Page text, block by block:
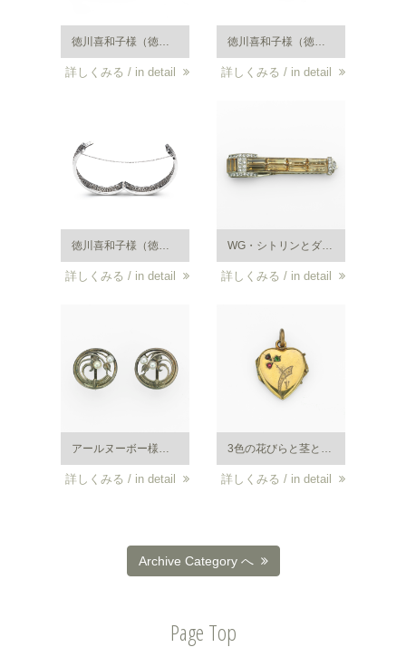
徳川喜和子様（徳川慶喜の孫であり、高松宮妃とは従姉妹、1910.10.31-1997.8.21）がご愛用されていた銀製ブレスレット。ウエダが創業当時得意としていた非常に珍しい平戸細工のもので、K.UYEDA の刻印が入っている。とても繊細な花柄の銀線細工が施されており、徳川喜和子様の洗練されたセンスが偲ばれる。/ Silver bracelet loved by Ms. Kiwako Tokugawa. This is also an extremely rare product made with Hirado handiwork, which Uyeda had the one and only expertise at the time of its establishment. With the carving of "K.UYEDA" and a delicate flower pattern drawn using thin silver wire, the bracelet itself represents her sophisticated taste as a lady in the peerage.
詳しくみる / in detail
徳川喜和子様（徳川慶喜の孫であり、高松宮妃とは従姉妹、1910.10.31-1997.8.21）がご愛用されていた銀製ブレスレット。ウエダが創業当時得意としていた非常に珍しい平戸細工のもので、K.UYEDA の刻印が入っている。とても繊細な花柄の銀線細工が施されており、徳川喜和子様の洗練されたセンスが偲ばれる。/ Silver bracelet loved by Ms. Kiwako Tokugawa. This is also an extremely rare product made with Hirado handiwork, which Uyeda had the one and only expertise at the time of its establishment. With the carving of "K.UYEDA" and a delicate flower pattern drawn using thin silver wire, the bracelet itself represents her sophisticated taste as a lady in the peerage.
詳しくみる / in detail
詳しくみる / in detail
WG・シトリンとダイヤモンドのアールデコ様式のクリップブローチ。クリップ式ブローチは昭和１１年頃に流行した。大正末期から昭和初期の作品。ウエダジュエラー製。刻印はKU
詳しくみる / in detail
アールヌーボー様式のイヤリング。銀製、パールを使ったスズランをモチーフとした愛らしいイヤリング。
詳しくみる / in detail
3色の花びらと茎と葉の彫が繊細で美しい。ロマンティックなロケットペンダント。
詳しくみる / in detail
Archive Category へ
Page Top